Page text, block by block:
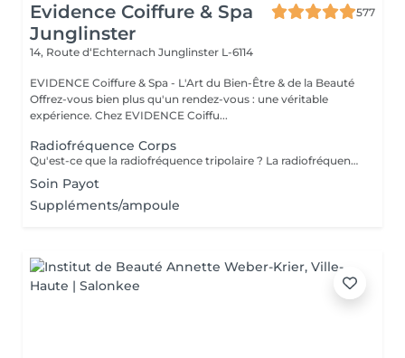
Evidence Coiffure & Spa
Junglinster
577
14, Route d‘Echternach Junglinster L-6114
EVIDENCE Coiffure & Spa - L'Art du Bien-Être & de la Beauté
Offrez-vous bien plus qu'un rendez-vous : une véritable
expérience. Chez EVIDENCE Coiffu...
Radiofréquence Corps
Qu'est-ce que la radiofréquence tripolaire ? La radiofréquence tripolaire est l'une des méthodes non invasives les plus efficaces pour raffermir et tonifier visiblement la peau. La peau perd naturellement son élasticité et sa souplesse à cause du processus de vieillissement ou des fluctuations de poids, et à mesure que la peau s'amincit, les signes du temps deviennent plus fréquents. L'énergie radiofréquence stimule la contraction des fibres de collagène existantes et la production de nouvelles cellules pour lisser, tonifier et raffermir la peau. Les zones de traitement comprennent : Cou (uniquement sur les côtés et jamais devant); Double menton - Double menton ; Front; Autour des yeux; Joues; moustache chinoise; région de la mâchoire.
Soin Payot
Suppléments/ampoule